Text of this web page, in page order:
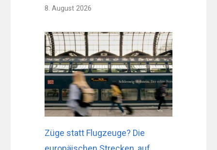
8. August 2026
Züge statt Flugzeuge? Die